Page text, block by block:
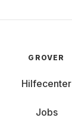
GROVER
Hilfecenter
Jobs